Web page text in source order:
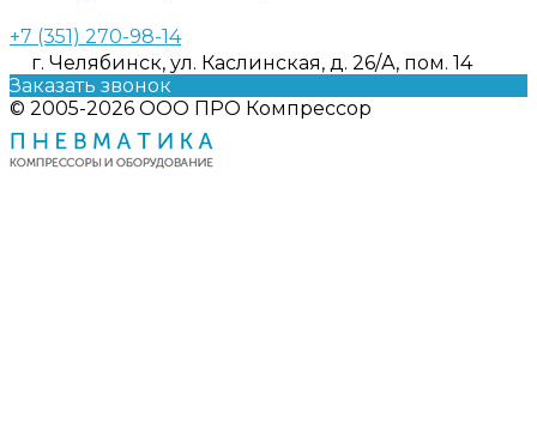
+7 (351) 270-98-14
г. Челябинск, ул. Каслинская, д. 26/А, пом. 14
Заказать звонок
© 2005-2026 ООО ПРО Компрессор